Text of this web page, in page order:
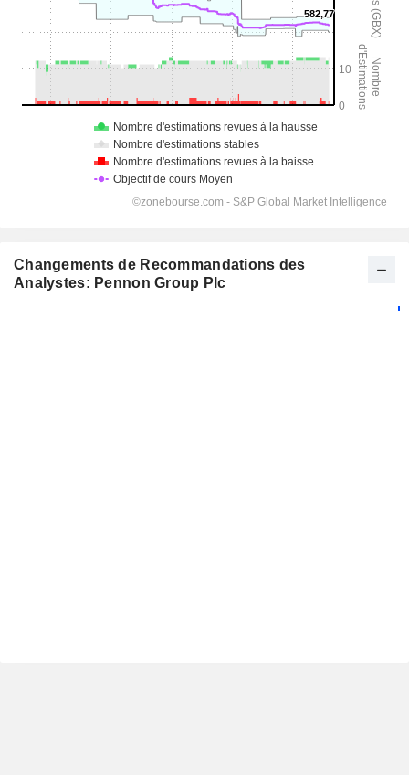
Changements de Recommandations des
Analystes: Pennon Group Plc